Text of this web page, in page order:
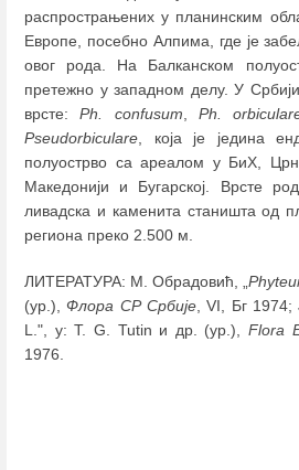
распрострањених у планинским
Европе, посебно Алпима, где је
овог рода. На Балканском
претежно у западном делу. У
врстe:Ph. confusum, Ph.
Pseudorbiculare, која је једина
полуострво са ареалом у БиХ,
Македонији и Бугарској. Врсте
ливадска и каменита станишта од
региона преко 2.500 м.
ЛИТЕРАТУРА: М. Обрадовић, „
(ур.),Флора СР Србије , VI, Бг
L.", у: Т. G. Tutin и др. (ур.),Flora
1976.